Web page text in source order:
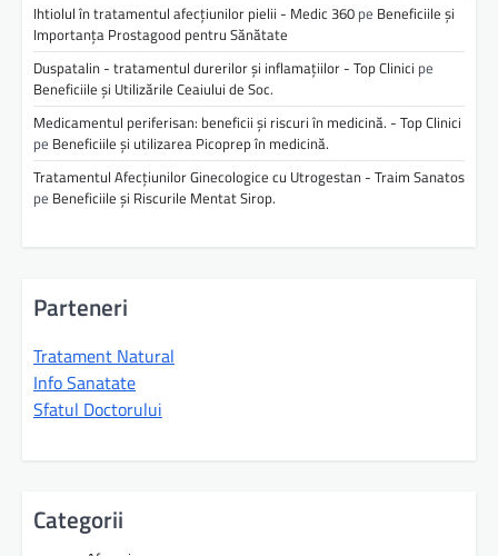
Ihtiolul în tratamentul afecțiunilor pielii - Medic 360 pe Beneficiile și
Importanța Prostagood pentru Sănătate
Duspatalin - tratamentul durerilor și inflamațiilor - Top Clinici pe
Beneficiile și Utilizările Ceaiului de Soc.
Medicamentul periferisan: beneficii și riscuri în medicină. - Top Clinici
pe Beneficiile și utilizarea Picoprep în medicină.
Tratamentul Afecțiunilor Ginecologice cu Utrogestan - Traim Sanatos
pe Beneficiile și Riscurile Mentat Sirop.
Parteneri
Tratament Natural
Info Sanatate
Sfatul Doctorului
Categorii